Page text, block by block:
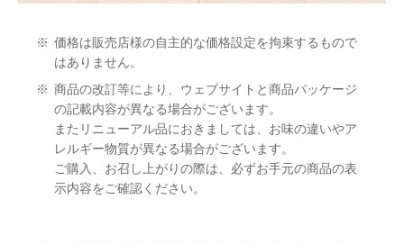
※ 価格は販売店様の自主的な価格設定を拘束するもので
はありません。
※ 商品の改訂等により、ウェブサイトと商品パッケージ
の記載内容が異なる場合がございます。
またリニューアル品におきましては、お味の違いやア
レルギー物質が異なる場合がございます。
ご購入、お召し上がりの際は、必ずお手元の商品の表
示内容をご確認ください。